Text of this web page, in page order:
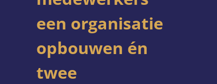
een organisatie
opbouwen én
twee